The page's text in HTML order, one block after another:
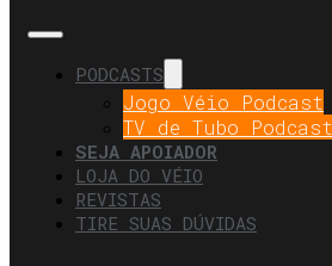
PODCASTS
Jogo Véio Podcast
TV de Tubo Podcast
SEJA APOIADOR
LOJA DO VÉIO
REVISTAS
TIRE SUAS DÚVIDAS